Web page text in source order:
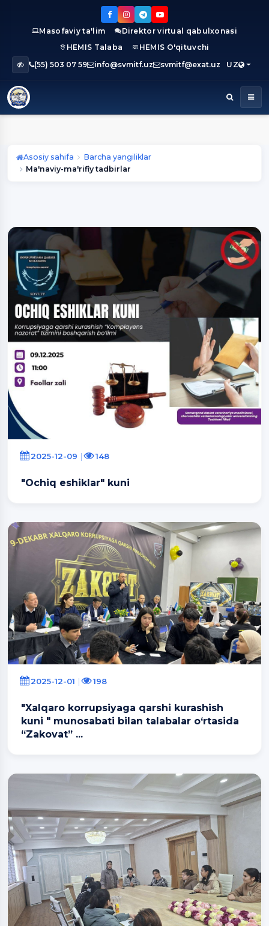
Masofaviy ta'lim
Direktor virtual qabulxonasi
HEMIS Talaba
HEMIS O'qituvchi
(55) 503 07 59
info@svmitf.uz svmitf@exat.uz UZ
Asosiy sahifa
Barcha yangiliklar
Ma'naviy-ma'rifiy tadbirlar
2025-12-09 148
"Ochiq eshiklar" kuni
2025-12-01 198
"Xalqaro korrupsiyaga qarshi kurashish
kuni " munosabati bilan talabalar o‘rtasida
“Zakovat” ...